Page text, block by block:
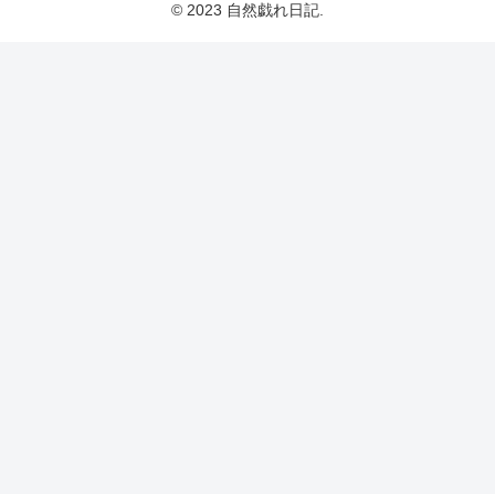
© 2023 自然戯れ日記.